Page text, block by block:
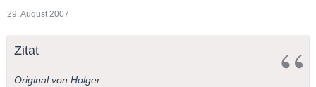
29. August 2007
Zitat
Original von Holger